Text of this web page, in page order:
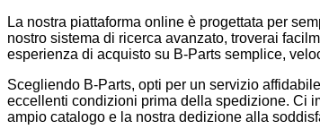
La nostra piattaforma online è progettata per
nostro sistema di ricerca avanzato, troverai
esperienza di acquisto su B-Parts semplice,
Scegliendo B-Parts, opti per un servizio
eccellenti condizioni prima della spedizione. Ci
ampio catalogo e la nostra dedizione alla